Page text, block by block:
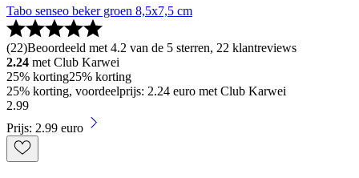
Tabo senseo beker groen 8,5x7,5 cm
(22)Beoordeeld met 4.2 van de 5 sterren, 22 klantreviews
2.24 met Club Karwei
25% korting25% korting
25% korting, voordeelprijs: 2.24 euro met Club Karwei
2.99
Prijs: 2.99 euro